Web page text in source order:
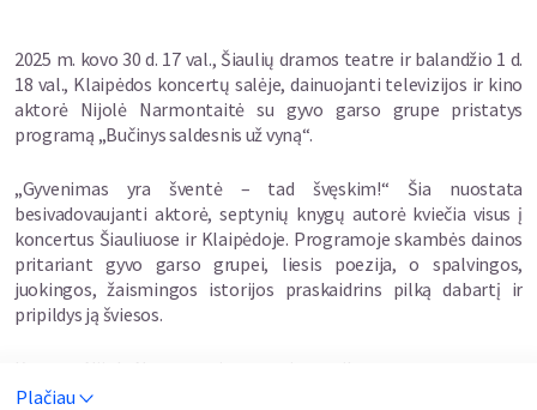
2025 m. kovo 30 d. 17 val., Šiaulių dramos teatre irbalandžio 1 d.
18 val., Klaipėdos koncertų salėje,dainuojanti televizijos ir kino
aktorė Nijolė Narmontaitė su gyvo garso grupe pristatys
programą „Bučinys saldesnis už vyną“.
„Gyvenimas yra šventė – tad švęskim!“ Šia nuostata
besivadovaujanti aktorė, septynių knygų autorė kviečia visus į
koncertus Šiauliuose ir Klaipėdoje. Programoje skambės dainos
pritariant gyvo garso grupei, liesis poezija, o spalvingos,
juokingos, žaismingos istorijos praskaidrins pilką dabartį ir
pripildys ją šviesos.
Plačiau